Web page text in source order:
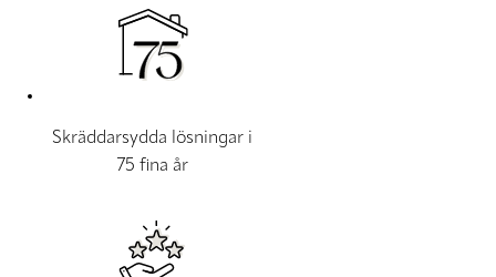
Skräddarsydda lösningar i
75 fina år